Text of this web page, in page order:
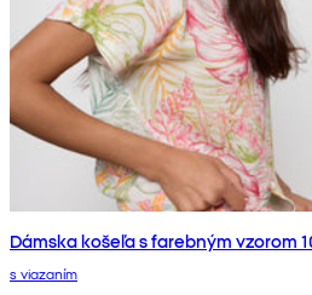
Dámska košeľa s farebným vzorom
s viazaním